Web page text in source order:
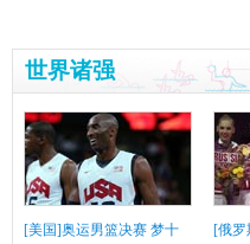
世界诸强
[美国]奥运男篮决赛 梦十
[俄罗